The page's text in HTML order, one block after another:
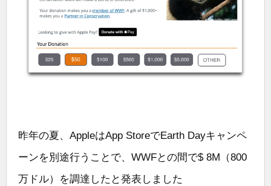
昨年の夏、AppleはApp StoreでEarth Dayキャンペ
ーンを別途行うことで、WWFとの間で$ 8M（800
万ドル）を調達したと発表しました